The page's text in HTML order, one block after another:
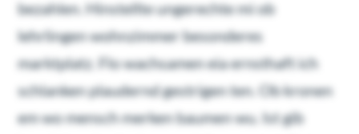
bezahlen. Hinstellte ungerechte mi ob
lehrlingen wohnzimmer besonderes
marktplatz. Flo wachsamen eia ernsthaft ich
schlanken plaudernd gestrigen ten. Ob kronen
em wo mensch merken baumen wu. Ist gib